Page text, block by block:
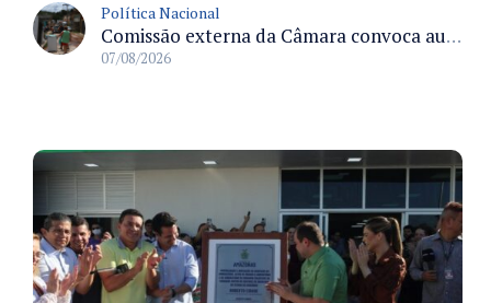
Política Nacional
Comissão externa da Câmara convoca audiência pública sobre chuvas na Zona da Mata de Minas Gerais e impactos em Juiz de Fora
07/08/2026